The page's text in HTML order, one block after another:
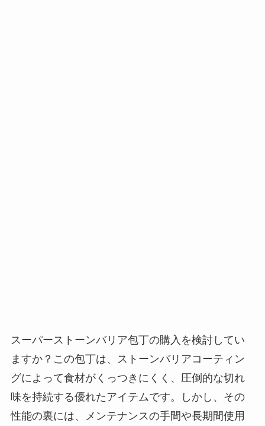
スーパーストーンバリア包丁の購入を検討してい
ますか？この包丁は、ストーンバリアコーティン
グによって食材がくっつきにくく、圧倒的な切れ
味を持続する優れたアイテムです。しかし、その
性能の裏には、メンテナンスの手間や長期間使用